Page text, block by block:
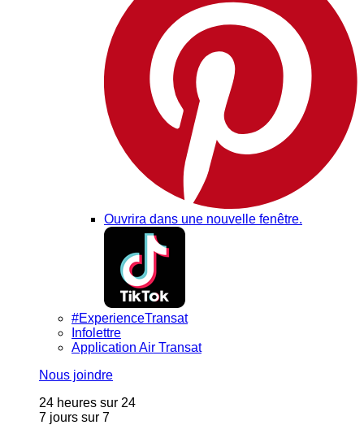
Ouvrira dans une nouvelle fenêtre.
#ExperienceTransat
Infolettre
Application Air Transat
Nous joindre
24 heures sur 24
7 jours sur 7